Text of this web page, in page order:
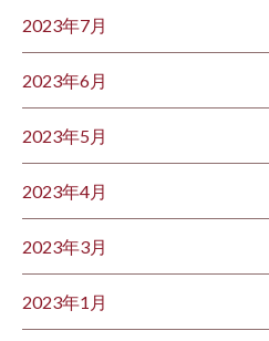
2023年7月
2023年6月
2023年5月
2023年4月
2023年3月
2023年1月